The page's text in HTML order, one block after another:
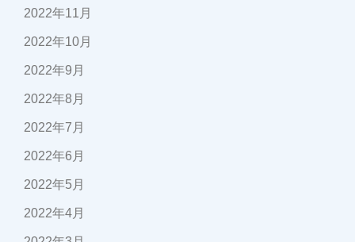
2022年11月
2022年10月
2022年9月
2022年8月
2022年7月
2022年6月
2022年5月
2022年4月